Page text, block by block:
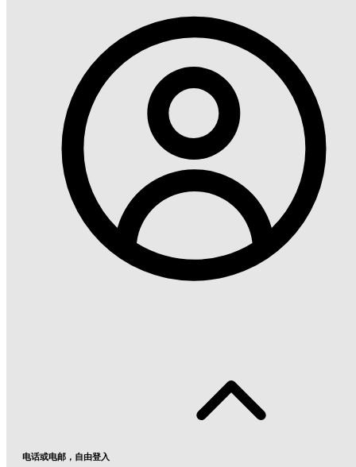
电话或电邮，自由登入